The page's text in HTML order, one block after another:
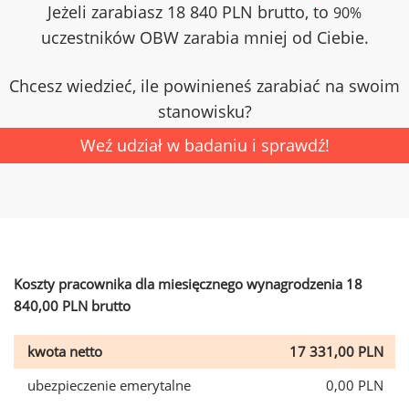
Jeżeli zarabiasz 18 840 PLN brutto, to 90%
uczestników OBW zarabia mniej od Ciebie.
Chcesz wiedzieć, ile powinieneś zarabiać na swoim
stanowisku?
Weź udział w badaniu i sprawdź!
Koszty pracownika dla miesięcznego wynagrodzenia 18
840,00 PLN brutto
kwota netto
17 331,00 PLN
ubezpieczenie emerytalne
0,00 PLN